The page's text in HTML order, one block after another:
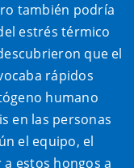
también podría
estrés térmico
que el
rápidos
humano
en las personas
el equipo, el
estos hongos a